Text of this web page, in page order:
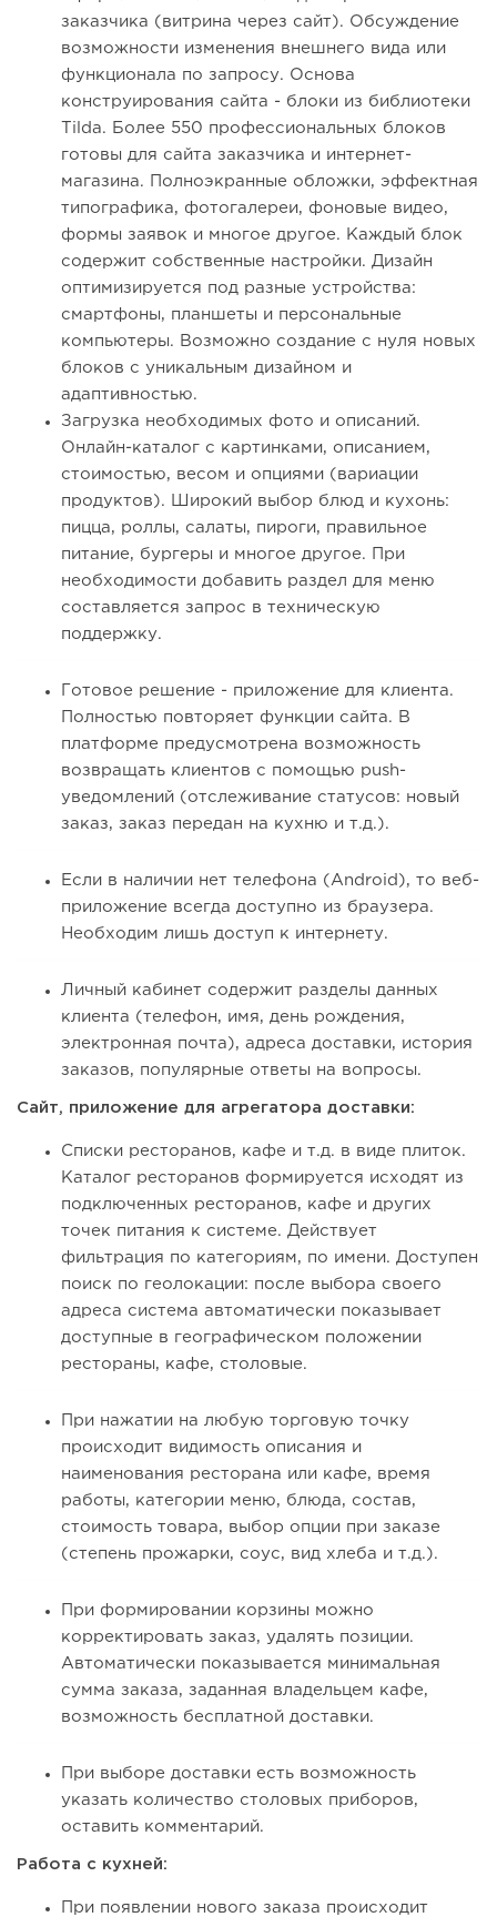
заказчика (витрина через сайт). Обсуждение
возможности изменения внешнего вида или
функционала по запросу. Основа
конструирования сайта - блоки из библиотеки
Tilda. Более 550 профессиональных блоков
готовы для сайта заказчика и интернет-
магазина. Полноэкранные обложки, эффектная
типографика, фотогалереи, фоновые видео,
формы заявок и многое другое. Каждый блок
содержит собственные настройки. Дизайн
оптимизируется под разные устройства:
смартфоны, планшеты и персональные
компьютеры. Возможно создание с нуля новых
блоков с уникальным дизайном и
адаптивностью.
Загрузка необходимых фото и описаний.
Онлайн-каталог с картинками, описанием,
стоимостью, весом и опциями (вариации
продуктов). Широкий выбор блюд и кухонь:
пицца, роллы, салаты, пироги, правильное
питание, бургеры и многое другое. При
необходимости добавить раздел для меню
составляется запрос в техническую
поддержку.
Готовое решение - приложение для клиента.
Полностью повторяет функции сайта. В
платформе предусмотрена возможность
возвращать клиентов с помощью push-
уведомлений (отслеживание статусов: новый
заказ, заказ передан на кухню и т.д.).
Если в наличии нет телефона (Android), то веб-
приложение всегда доступно из браузера.
Необходим лишь доступ к интернету.
Личный кабинет содержит разделы данных
клиента (телефон, имя, день рождения,
электронная почта), адреса доставки, история
заказов, популярные ответы на вопросы.
Сайт, приложение для агрегатора доставки:
Списки ресторанов, кафе и т.д. в виде плиток.
Каталог ресторанов формируется исходят из
подключенных ресторанов, кафе и других
точек питания к системе. Действует
фильтрация по категориям, по имени. Доступен
поиск по геолокации: после выбора своего
адреса система автоматически показывает
доступные в географическом положении
рестораны, кафе, столовые.
При нажатии на любую торговую точку
происходит видимость описания и
наименования ресторана или кафе, время
работы, категории меню, блюда, состав,
стоимость товара, выбор опции при заказе
(степень прожарки, соус, вид хлеба и т.д.).
При формировании корзины можно
корректировать заказ, удалять позиции.
Автоматически показывается минимальная
сумма заказа, заданная владельцем кафе,
возможность бесплатной доставки.
При выборе доставки есть возможность
указать количество столовых приборов,
оставить комментарий.
Работа с кухней:
При появлении нового заказа происходит